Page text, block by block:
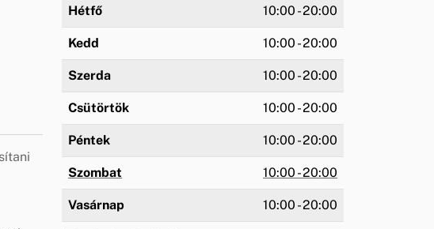
Hétfő 10:00 - 20:00
Kedd 10:00 - 20:00
Szerda 10:00 - 20:00
Csütörtök 10:00 - 20:00
Péntek 10:00 - 20:00
Szombat 10:00 - 20:00
Vasárnap 10:00 - 20:00